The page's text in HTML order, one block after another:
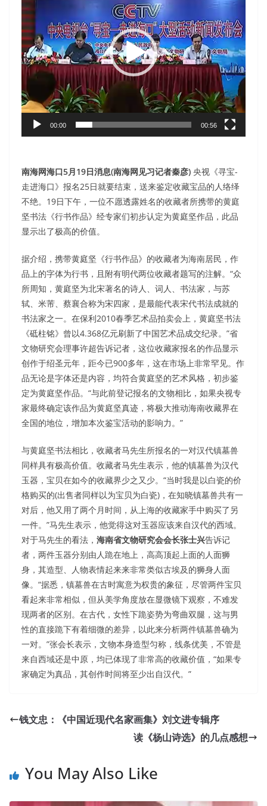
播
放
器
00:00 00:56
南海网海口5月19日消息(南海网见习记者秦彦) 央视《寻宝-
走进海口》报名25日就要结束，送来鉴定收藏宝品的人络绎
不绝。19日下午，一位不愿透露姓名的收藏者所携带的黄庭
坚书法《行书作品》经专家们初步认定为黄庭坚作品，此品
显示出了极高的价值。
据介绍，携带黄庭坚《行书作品》的收藏者为海南居民，作
品上的字体为行书，且附有明代两位收藏者题写的注解。“众
所周知，黄庭坚为北宋著名的诗人、词人、书法家，与苏
轼、米芾、蔡襄合称为宋四家，是最能代表宋代书法成就的
书法家之一。在保利2010春季艺术品拍卖会上，黄庭坚书法
《砥柱铭》曾以4.368亿元刷新了中国艺术品成交纪录。”省
文物研究会理事许超告诉记者，这位收藏家报名的作品显示
创作于绍圣元年，距今已900多年，这在市场上非常罕见。作
品无论是字体还是内容，均符合黄庭坚的艺术风格，初步鉴
定为黄庭坚作品。“与此前登记报名的文物相比，如果央视专
家最终确定该作品为黄庭坚真迹，将极大推动海南收藏界在
全国的地位，增加本次鉴宝活动的影响力。”
与黄庭坚书法相比，收藏者马先生所报名的一对汉代镇墓兽
同样具有极高价值。收藏者马先生表示，他的镇墓兽为汉代
玉器，宝贝在如今的收藏界少之又少。“当时我是以白瓷的价
格购买的(出售者同样以为宝贝为白瓷)，在知晓镇墓兽共有一
对后，他又用了两个月时间，从上海的收藏家手中购买了另
一件。”马先生表示，他觉得这对玉器应该来自汉代的西域。
对于马先生的看法， 海南省文物研究会会长张士兴告诉记
者，两件玉器分别由人跪在地上，高高顶起上面的人面狮
身，其造型、人物表情起来来非常类似古埃及的狮身人面
像。“据悉，镇墓兽在古时寓意为权贵的象征，尽管两件宝贝
看起来非常相似，但从美学角度放在显微镜下观察，不难发
现两者的区别。在古代，女性下跪姿势为弯曲双腿，这与男
性的直接跪下有着细微的差异，以此来分析两件镇墓兽确为
一对。”张会长表示，文物本身造型匀称，线条优美，不管是
来自西域还是中原，均已体现了非常高的收藏价值，“如果专
家确定为真品，其创作时间将至少出自汉代。”
钱文忠：《中国近现代名家画集》刘文进专辑序
读《杨山诗选》的几点感想
You May Also Like